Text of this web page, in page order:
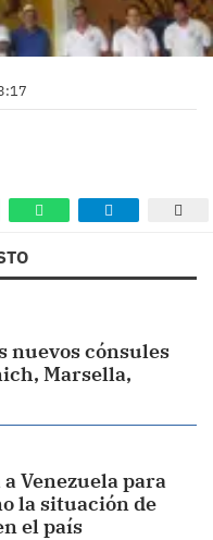
nuevos cónsules
Marsella,
Venezuela para
la situación de
el país